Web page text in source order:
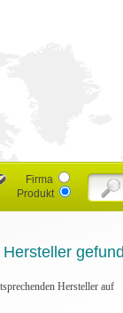
Firma
Produkt
Hersteller auf